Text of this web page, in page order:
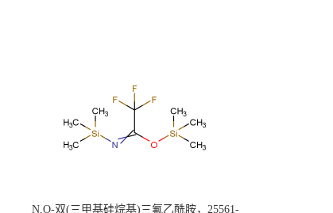
N,O-双(三甲基硅烷基)三氟乙酰胺，25561-